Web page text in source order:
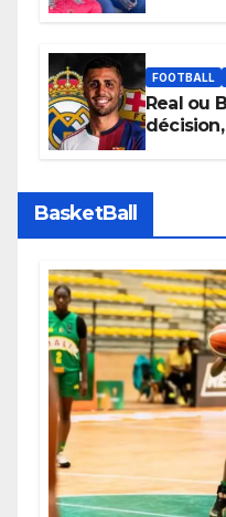
apaisées.
FOOTBALL
Real ou
BasketBall